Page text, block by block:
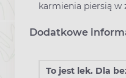
karmienia piersią w
Dodatkowe
To jest lek. Dla